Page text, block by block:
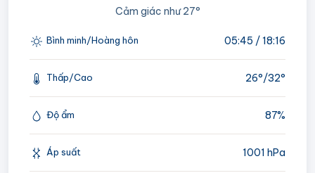
Cảm giác như27°
Bình minh/Hoàng hôn 05:45 / 18:16
Thấp/Cao 26°/32°
Độ ẩm 87%
Áp suất 1001 hPa